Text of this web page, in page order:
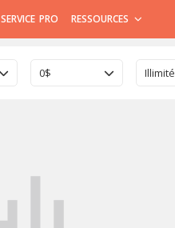
SERVICE PRO RESSOURCES
0$ Illimité